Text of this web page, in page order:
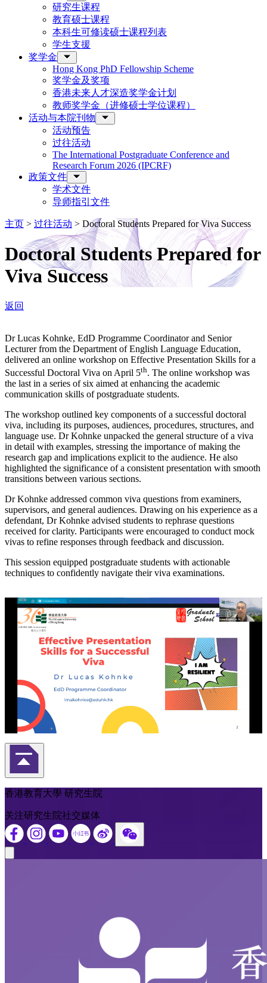
研究生课程
教育硕士课程
本科生可修读硕士课程列表
学生支援
奖学金
Hong Kong PhD Fellowship Scheme
奖学金及奖项
香港未来人才深造奖学金计划
教师奖学金（进修硕士学位课程）
活动与本院刊物
活动预告
过往活动
The International Postgraduate Conference and
Research Forum 2026 (IPCRF)
政策文件
学术文件
导师指引文件
主页 > 过往活动 > Doctoral Students Prepared for Viva Success
Doctoral Students Prepared for
Viva Success
返回
Dr Lucas Kohnke, EdD Programme Coordinator and Senior
Lecturer from the Department of English Language Education,
delivered an online workshop on Effective Presentation Skills for a
Successful Doctoral Viva on April 5th. The online workshop was
the last in a series of six aimed at enhancing the academic
communication skills of postgraduate students.
The workshop outlined key components of a successful doctoral
viva, including its purposes, audiences, procedures, structures, and
language use. Dr Kohnke unpacked the general structure of a viva
in detail with examples, stressing the importance of making the
research gap and implications explicit to the audience. He also
highlighted the significance of a consistent presentation with smooth
transitions between various sections.
Dr Kohnke addressed common viva questions from examiners,
supervisors, and general audiences. Drawing on his experience as a
defendant, Dr Kohnke advised students to rephrase questions
received for clarity. Participants were encouraged to conduct mock
vivas to refine responses through feedback and discussion.
This session equipped postgraduate students with actionable
techniques to confidently navigate their viva examinations.
返回頁首
香港教育大學 研究生院
关注研究生院社交媒体
Close modal